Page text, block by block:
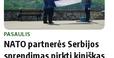
PASAULIS
NATO partnerės Serbijos
sprendimas pirkti kiniškas